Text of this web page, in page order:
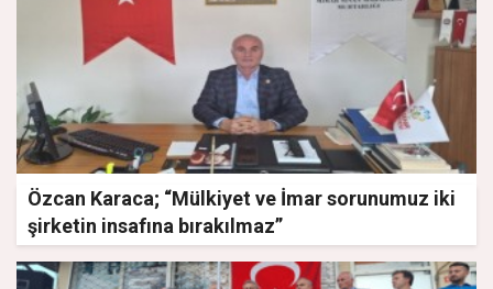
Özcan Karaca; “Mülkiyet ve İmar sorunumuz iki
şirketin insafına bırakılmaz”